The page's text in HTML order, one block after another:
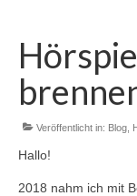
Lindlar skizziert
Interviews mit
.Neues
Veröffentlicht in: Blog
Hallo!
2018 nahm ich mit